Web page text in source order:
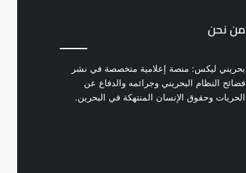
من نحن
بحريني ليكس: منصة إعلامية متخصصة في نشر
فضائح النظام البحريني وجرائمه والدفاع عن
الحريات وحقوق الإنسان المنتهكة في البحرين.